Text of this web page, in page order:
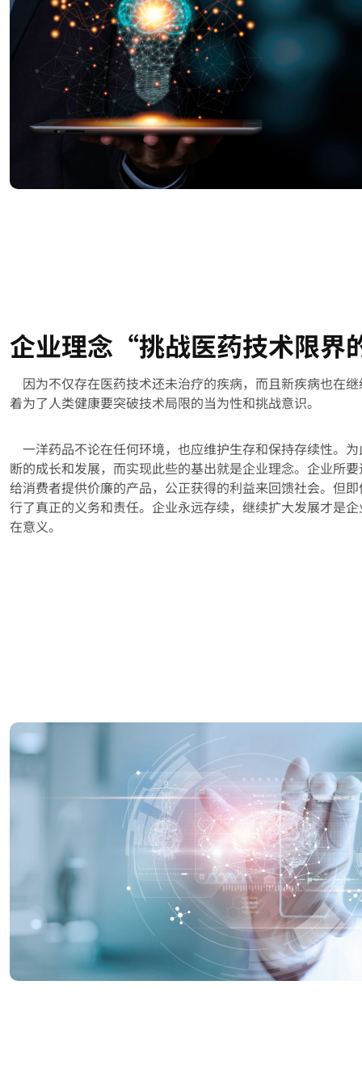
企业理念“挑战医药技术限界
因为不仅存在医药技术还未治疗的疾病，而且新疾病也在
着为了人类健康要突破技术局限的当为性和挑战意识。
一洋药品不论在任何环境，也应维护生存和保持存续性。
断的成长和发展，而实现此些的基出就是企业理念。企业所
给消费者提供价廉的产品，公正获得的利益来回馈社会。但
行了真正的义务和责任。企业永远存续，继续扩大发展才是
在意义。